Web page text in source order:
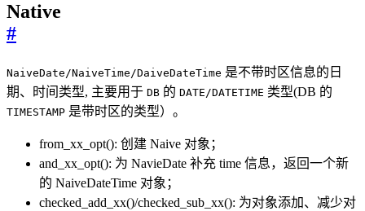
Native
#
NaiveDate/NaiveTime/DaiveDateTime 是不带时区信息的日
期、时间类型, 主要用于 DB 的 DATE/DATETIME 类型(DB 的
TIMESTAMP 是带时区的类型）。
from_xx_opt(): 创建 Naive 对象；
and_xx_opt(): 为 NavieDate 补充 time 信息，返回一个新
的 NaiveDateTime 对象；
checked_add_xx()/checked_sub_xx(): 为对象添加、减少对